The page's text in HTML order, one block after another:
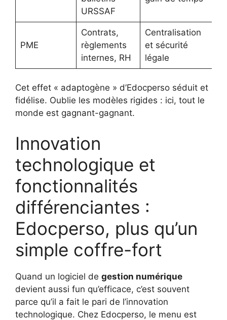
URSSAF
PME
Contrats,
règlements
internes, RH
Centralisation
et sécurité
légale
Cet effet « adaptogène » d’Edocperso séduit et
fidélise. Oublie les modèles rigides : ici, tout le
monde est gagnant-gagnant.
Innovation
technologique et
fonctionnalités
différenciantes :
Edocperso, plus qu’un
simple coffre-fort
Quand un logiciel de gestion numérique
devient aussi fun qu’efficace, c’est souvent
parce qu’il a fait le pari de l’innovation
technologique. Chez Edocperso, le menu est